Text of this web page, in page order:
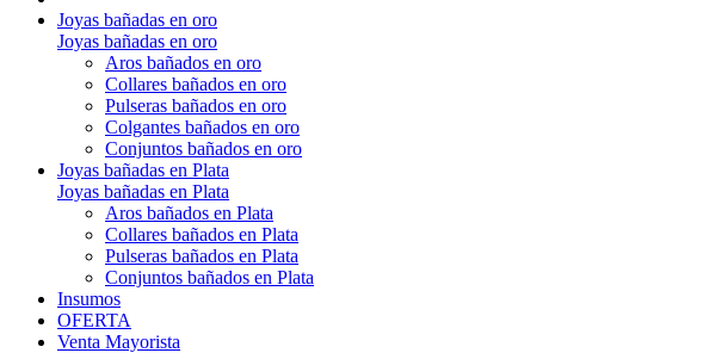
Joyas bañadas en oro
Joyas bañadas en oro
Aros bañados en oro
Collares bañados en oro
Pulseras bañados en oro
Colgantes bañados en oro
Conjuntos bañados en oro
Joyas bañadas en Plata
Joyas bañadas en Plata
Aros bañados en Plata
Collares bañados en Plata
Pulseras bañados en Plata
Conjuntos bañados en Plata
Insumos
OFERTA
Venta Mayorista